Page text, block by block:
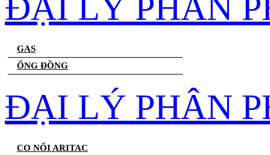
GAS
ỐNG ĐỒNG
ĐẠI LÝ PHÂN
CO NỐI ARITAC